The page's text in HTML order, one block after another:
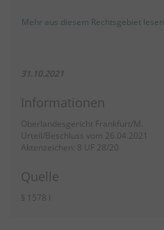
Mehr aus diesem Rechtsgebiet lesen
31.10.2021
Informationen
Oberlandesgericht Frankfurt/M.
Urteil/Beschluss vom 26.04.2021
Aktenzeichen: 8 UF 28/20
Quelle
§ 1578 I